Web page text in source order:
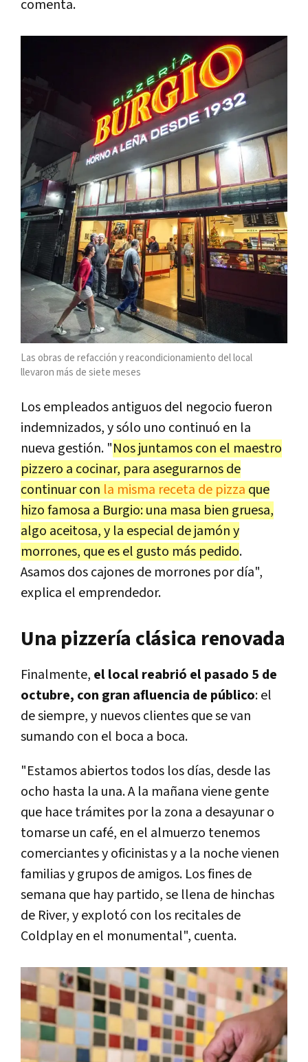
comenta.
Las obras de refacción y reacondicionamiento del local
llevaron más de siete meses
Los empleados antiguos del negocio fueron
indemnizados, y sólo uno continuó en la
nueva gestión. "Nos juntamos con el maestro
pizzero a cocinar, para asegurarnos de
continuar con la misma receta de pizza que
hizo famosa a Burgio: una masa bien gruesa,
algo aceitosa, y la especial de jamón y
morrones, que es el gusto más pedido.
Asamos dos cajones de morrones por día",
explica el emprendedor.
Una pizzería clásica renovada
Finalmente, el local reabrió el pasado 5 de
octubre, con gran afluencia de público: el
de siempre, y nuevos clientes que se van
sumando con el boca a boca.
"Estamos abiertos todos los días, desde las
ocho hasta la una. A la mañana viene gente
que hace trámites por la zona a desayunar o
tomarse un café, en el almuerzo tenemos
comerciantes y oficinistas y a la noche vienen
familias y grupos de amigos. Los fines de
semana que hay partido, se llena de hinchas
de River, y explotó con los recitales de
Coldplay en el monumental", cuenta.